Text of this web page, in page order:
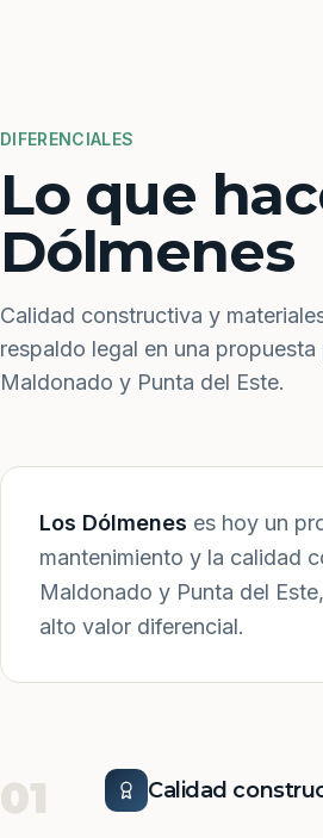
DIFERENCIALES
Lo que
Dólmenes
Calidad constructiva y
respaldo legal en una
Maldonado y Punta del Este.
Los Dólmenes es hoy un
mantenimiento y la calidad
Maldonado y Punta del
alto valor diferencial.
01 Calidad